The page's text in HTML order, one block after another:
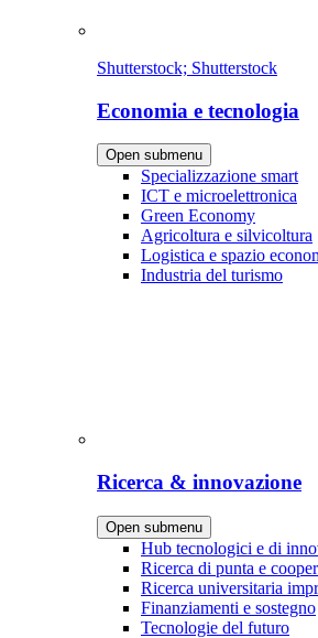
Shutterstock; Shutterstock
Economia e tecnologia
Open submenu
Specializzazione smart
ICT e microelettronica
Green Economy
Agricoltura e silvicoltura
Logistica e spazio
Industria del turismo
Ricerca & innovazione
Open submenu
Hub tecnologici e di
Ricerca di punta e
Ricerca universitaria
Finanziamenti e sostegno
Tecnologie del futuro